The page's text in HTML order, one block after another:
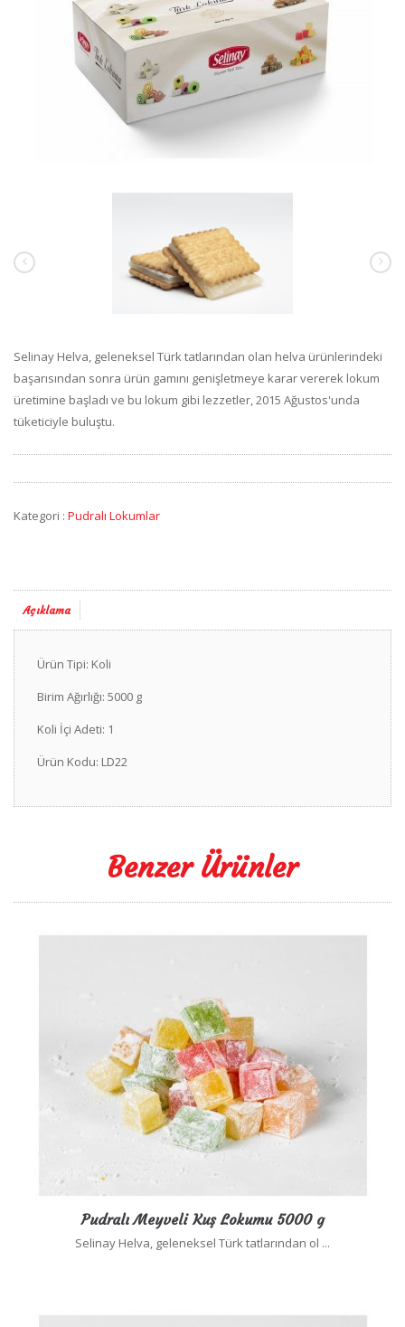
Selinay Helva, geleneksel Türk tatlarından olan helva ürünlerindeki
başarısından sonra ürün gamını genişletmeye karar vererek lokum
üretimine başladı ve bu lokum gibi lezzetler, 2015 Ağustos'unda
tüketiciyle buluştu.
Kategori : Pudralı Lokumlar
Açıklama
Ürün Tipi: Koli
Birim Ağırlığı: 5000 g
Koli İçi Adeti: 1
Ürün Kodu: LD22
Benzer Ürünler
Pudralı Meyveli Kuş Lokumu 5000 g
Selinay Helva, geleneksel Türk tatlarından ol ...